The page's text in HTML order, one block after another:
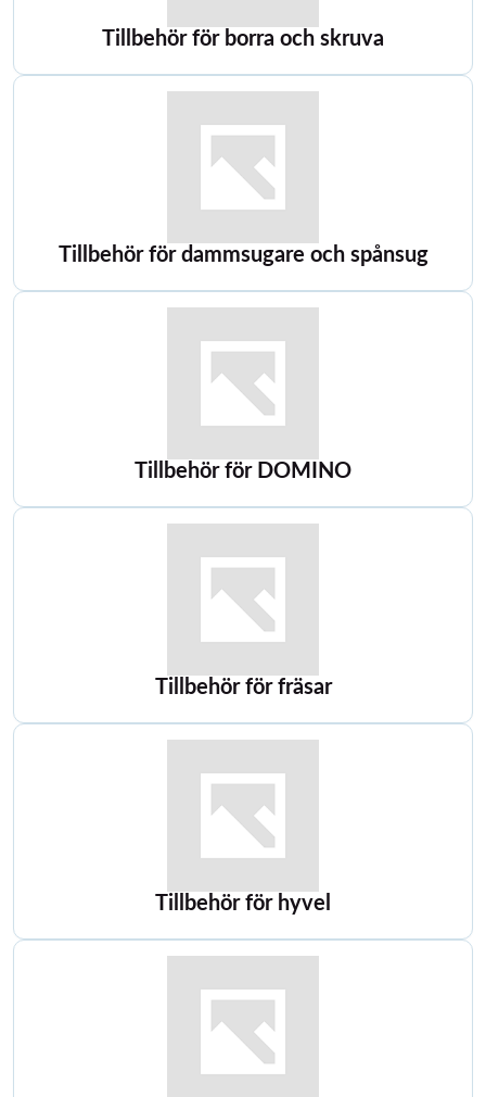
Tillbehör för borra och skruva
Tillbehör för dammsugare och spånsug
Tillbehör för DOMINO
Tillbehör för fräsar
Tillbehör för hyvel